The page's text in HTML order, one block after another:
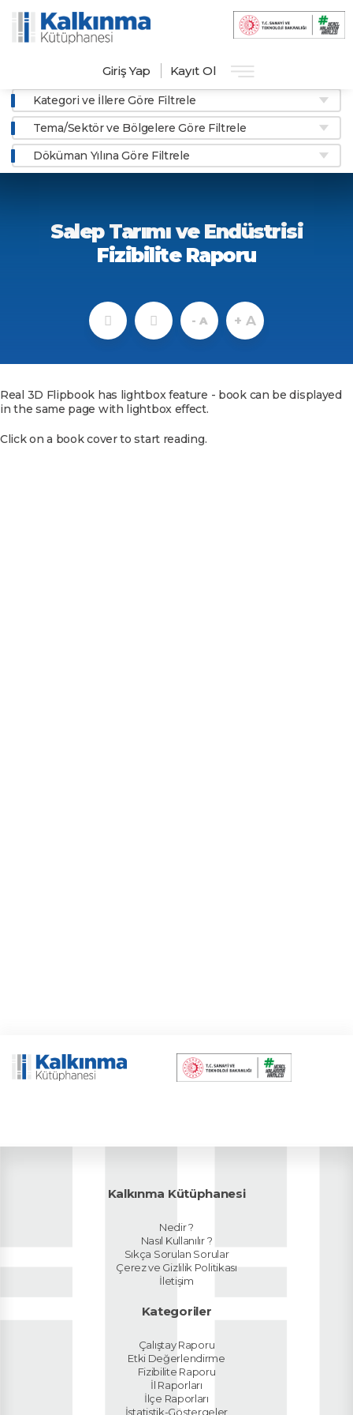
Giriş Yap Kayıt Ol
Kategori ve İllere Göre Filtrele
Tema/Sektör ve Bölgelere Göre Filtrele
Döküman Yılına Göre Filtrele
Salep Tarımı ve Endüstrisi
Fizibilite Raporu
- A + A
Real 3D Flipbook has lightbox feature - book can be displayed
in the same page with lightbox effect.
Click on a book cover to start reading.
Kalkınma Kütüphanesi
Nedir ?
Nasıl Kullanılır ?
Sıkça Sorulan Sorular
Çerez ve Gizlilik Politikası
İletişim
Kategoriler
Çalıştay Raporu
Etki Değerlendirme
Fizibilite Raporu
İl Raporları
İlçe Raporları
İstatistik-Göstergeler